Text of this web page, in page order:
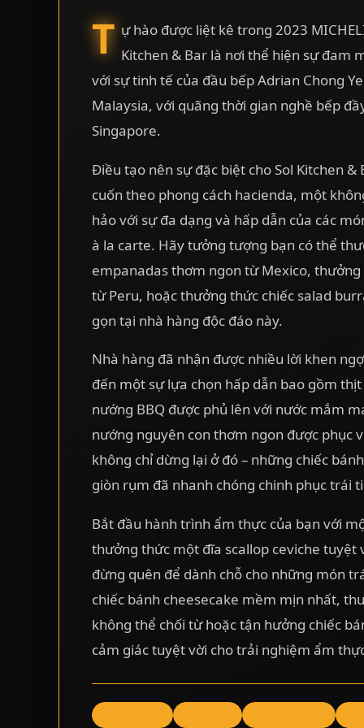
T ự hào được liệt kê trong 2023
Kitchen & Bar là nơi thể hiện sự đam
với sự tinh tế của đầu bếp Adrian Chong
Malaysia, với quãng thời gian nghề bếp
Singapore.
Điều tạo nên sự đặc biệt cho Sol Kitchen
cuốn theo phong cách hacienda, một
hảo với sự đa dạng và hấp dẫn của các
à la carte. Hãy tưởng tượng bạn có thể
empanadas thơm ngon từ Mexico,
từ Peru, hoặc thưởng thức chiếc salad
gọn tại nhà hàng độc đáo này.
Nhà hàng đã nhận được nhiều lời khen
đến một sự lựa chọn hấp dẫn bao gồm
nướng BBQ được phủ lên với nước mắm
nướng nguyên con thơm ngon được phục
không chỉ dừng lại ở đó – những chiếc
giòn rụm đã nhanh chóng chinh phục trái
Bắt đầu hành trình ẩm thực của bạn với
thưởng thức một đĩa scallop ceviche tuyệt
đừng quên để dành chỗ cho những món
chiếc bánh cheesecake mềm mịn nhất,
không thể chối từ hoặc tận hưởng chiếc
cảm giác tuyệt vời cho trải nghiệm ẩm